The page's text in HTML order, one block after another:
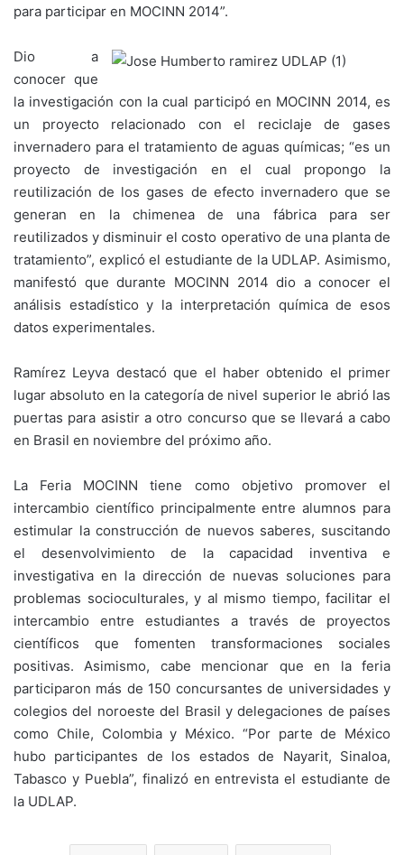
para participar en MOCINN 2014”.
Dio a
conocer que
la investigación con la cual participó en MOCINN 2014, es
un proyecto relacionado con el reciclaje de gases
invernadero para el tratamiento de aguas químicas; “es un
proyecto de investigación en el cual propongo la
reutilización de los gases de efecto invernadero que se
generan en la chimenea de una fábrica para ser
reutilizados y disminuir el costo operativo de una planta de
tratamiento”, explicó el estudiante de la UDLAP. Asimismo,
manifestó que durante MOCINN 2014 dio a conocer el
análisis estadístico y la interpretación química de esos
datos experimentales.
Ramírez Leyva destacó que el haber obtenido el primer
lugar absoluto en la categoría de nivel superior le abrió las
puertas para asistir a otro concurso que se llevará a cabo
en Brasil en noviembre del próximo año.
La Feria MOCINN tiene como objetivo promover el
intercambio científico principalmente entre alumnos para
estimular la construcción de nuevos saberes, suscitando
el desenvolvimiento de la capacidad inventiva e
investigativa en la dirección de nuevas soluciones para
problemas socioculturales, y al mismo tiempo, facilitar el
intercambio entre estudiantes a través de proyectos
científicos que fomenten transformaciones sociales
positivas. Asimismo, cabe mencionar que en la feria
participaron más de 150 concursantes de universidades y
colegios del noroeste del Brasil y delegaciones de países
como Chile, Colombia y México. “Por parte de México
hubo participantes de los estados de Nayarit, Sinaloa,
Tabasco y Puebla”, finalizó en entrevista el estudiante de
la UDLAP.